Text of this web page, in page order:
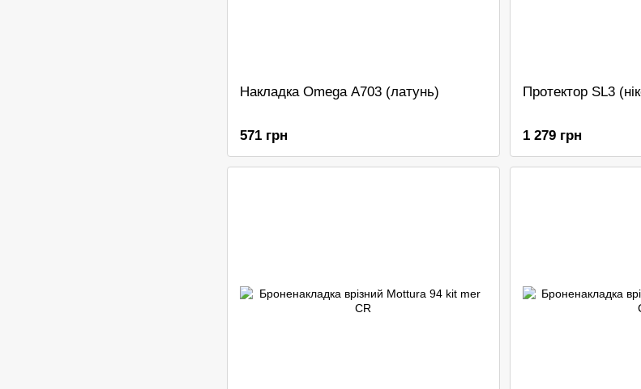
Накладка Omega A703 (латунь)
571 грн
Протектор SL3
1 279 грн